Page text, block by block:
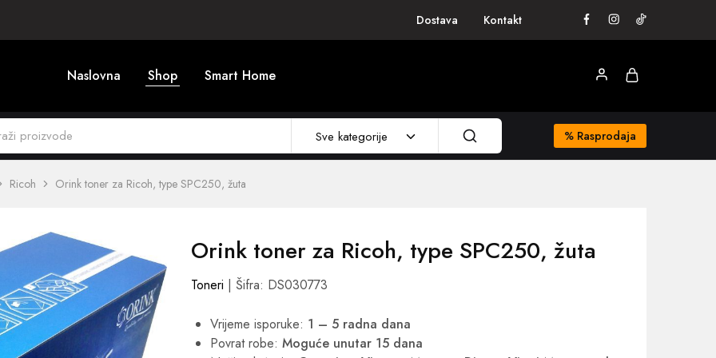
Dostava Kontakt
Naslovna Shop Smart Home
Sve kategorije % Rasprodaja
Ricoh Orink toner za Ricoh, type SPC250, žuta
Orink toner za Ricoh, type SPC250, žuta
Toneri | Šifra: DS030773
Vrijeme isporuke: 1 – 5 radna dana
Povrat robe:Moguće unutar 15 dana